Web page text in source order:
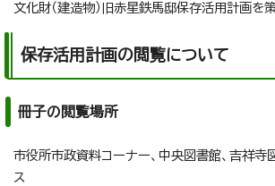
文化財（建造物）旧赤星鉄馬邸保存活用計画を策
保存活用計画の閲覧について
冊子の閲覧場所
市役所市政資料コーナー、中央図書館、吉祥寺
ス